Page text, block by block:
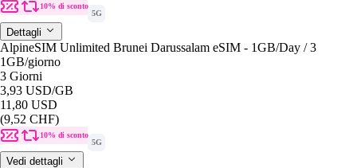
10% di sconto
5G
Dettagli
AlpineSIM Unlimited Brunei Darussalam eSIM - 1GB/Day / 3
1GB/giorno
3 Giorni
3,93 USD/GB
11,80 USD
(9,52 CHF)
10% di sconto
5G
Vedi dettagli